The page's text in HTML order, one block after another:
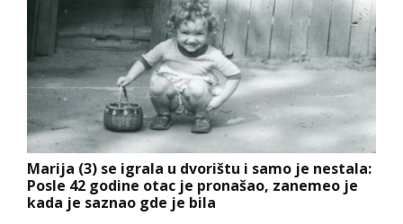
Marija (3) se igrala u dvorištu i samo je nestala:
Posle 42 godine otac je pronašao, zanemeo je
kada je saznao gde je bila